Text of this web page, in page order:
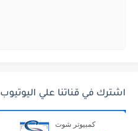
اشترك في قناتنا علي اليوتيوب